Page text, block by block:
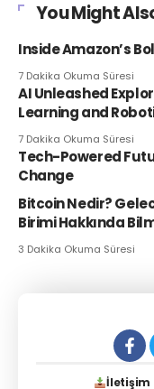
You Might
Inside Amazon’s
7 Dakika Okuma Süresi
AI Unleashed
Learning and
7 Dakika Okuma Süresi
Tech-Powered
Change
Bitcoin Nedir?
Birimi Hakkında
3 Dakika Okuma Süresi
İletişim